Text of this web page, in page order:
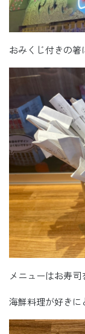
おみくじ付きの
メニューはお寿司
海鮮料理が好きに